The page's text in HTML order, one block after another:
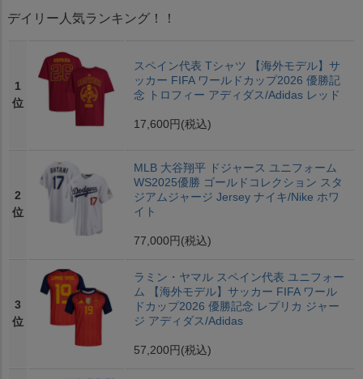
デイリー人気ランキング！！
1
位
スペイン代表 Tシャツ 【海外モデル】サ
ッカー FIFA ワールドカップ2026 優勝記
念 トロフィー アディダス/Adidas レッド
17,600円 (税込)
2
位
MLB 大谷翔平 ドジャース ユニフォーム
WS2025優勝 ゴールドコレクション スタ
ジアムジャージ Jersey ナイキ/Nike ホワ
イト
77,000円 (税込)
3
位
ラミン・ヤマル スペイン代表 ユニフォー
ム 【海外モデル】サッカー FIFA ワール
ドカップ2026 優勝記念 レプリカ ジャー
ジ アディダス/Adidas
57,200円 (税込)